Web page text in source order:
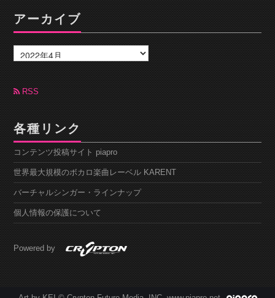
アーカイブ
ー
カ
ブRSS
各種リンク
コンテンツ投稿サイト piapro
世界最大規模のボカロ楽曲レーベル KARENT
バーチャルシンガー・ラインナップ
個人情報の保護について
Powered by